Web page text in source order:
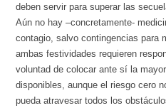
deben servir para superar las
Aún no hay –concretamente-
contagio, salvo contingencias para
ambas festividades requieren
voluntad de colocar ante sí la
disponibles, aunque el riesgo cero
pueda atravesar todos los